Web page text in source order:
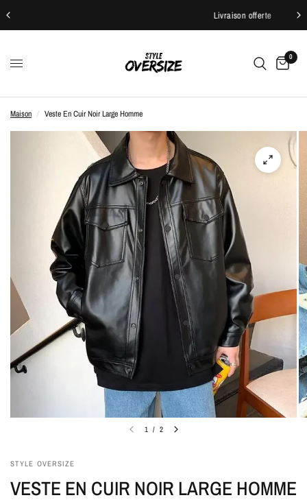
0
Maison / Veste En Cuir Noir Large Homme
1 / 2
STYLE OVERSIZE
VESTE EN CUIR NOIR LARGE HOMME